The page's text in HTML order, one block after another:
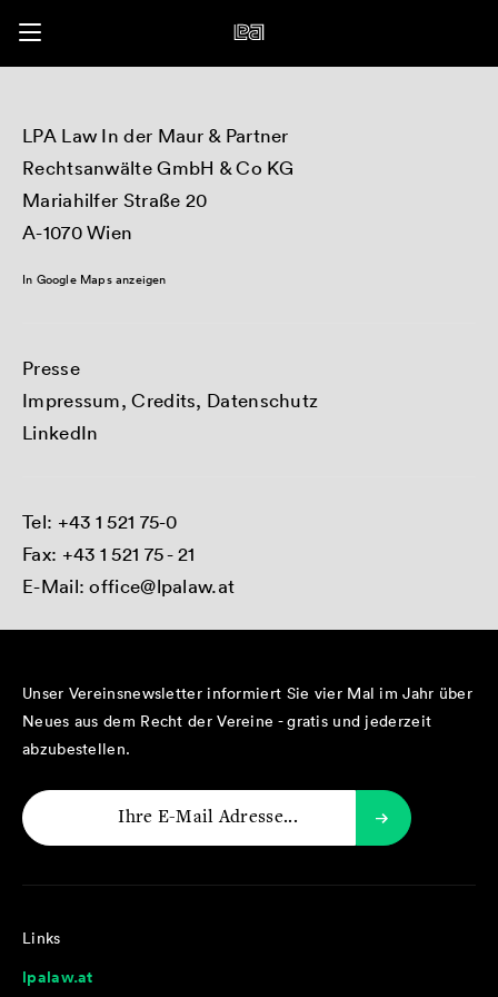
LPA Law In der Maur & Partner
Rechtsanwälte GmbH & Co KG
Mariahilfer Straße 20
A-1070 Wien
In Google Maps anzeigen
Presse
Impressum, Credits, Datenschutz
LinkedIn
Tel: +43 1 521 75-0
Fax: +43 1 521 75 - 21
E-Mail:office@lpalaw.at
Unser Vereinsnewsletter informiert Sie vier Mal im Jahr über
Neues aus dem Recht der Vereine - gratis und jederzeit
abzubestellen.
Links
lpalaw.at